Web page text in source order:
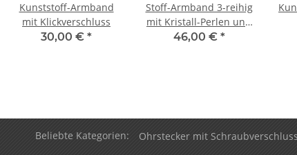
Kunststoff-Armband
mit Klickverschluss
30,00 € *
Stoff-Armband 3-reihig
mit Kristall-Perlen und
Magnetverschlus
46,00 € *
Beliebte Kategorien: Ohrstecker mit Schraubverschluss